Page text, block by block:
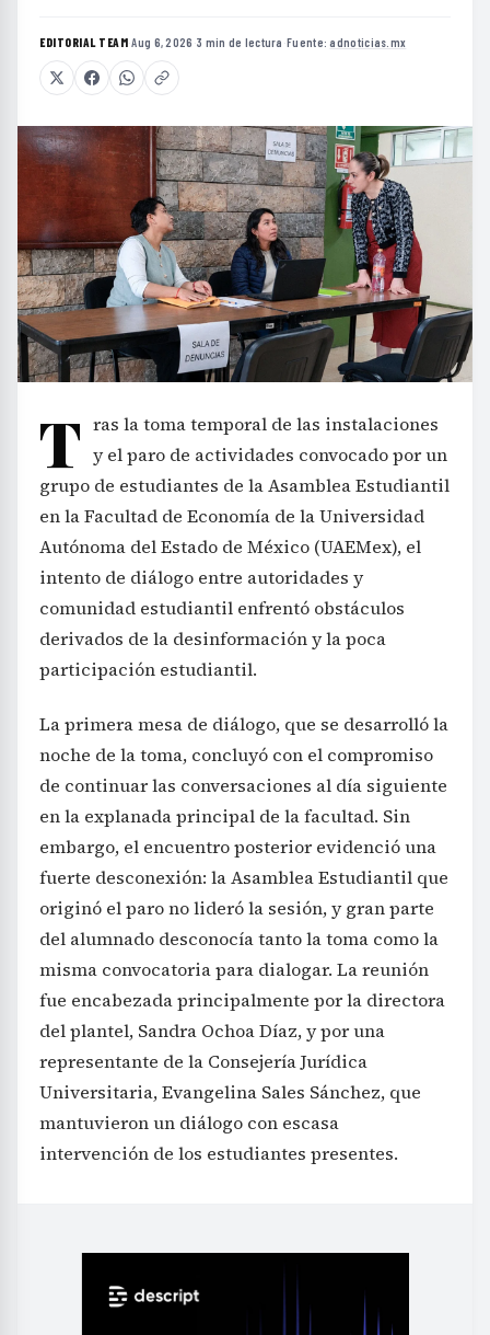
EDITORIAL TEAM·Aug 6, 2026 ·3 min de lectura ·Fuente:adnoticias.mx
T ras la toma temporal de las instalaciones
y el paro de actividades convocado por un
grupo de estudiantes de la Asamblea Estudiantil
en la Facultad de Economía de la Universidad
Autónoma del Estado de México (UAEMex), el
intento de diálogo entre autoridades y
comunidad estudiantil enfrentó obstáculos
derivados de la desinformación y la poca
participación estudiantil.
La primera mesa de diálogo, que se desarrolló la
noche de la toma, concluyó con el compromiso
de continuar las conversaciones al día siguiente
en la explanada principal de la facultad. Sin
embargo, el encuentro posterior evidenció una
fuerte desconexión: la Asamblea Estudiantil que
originó el paro no lideró la sesión, y gran parte
del alumnado desconocía tanto la toma como la
misma convocatoria para dialogar. La reunión
fue encabezada principalmente por la directora
del plantel, Sandra Ochoa Díaz, y por una
representante de la Consejería Jurídica
Universitaria, Evangelina Sales Sánchez, que
mantuvieron un diálogo con escasa
intervención de los estudiantes presentes.